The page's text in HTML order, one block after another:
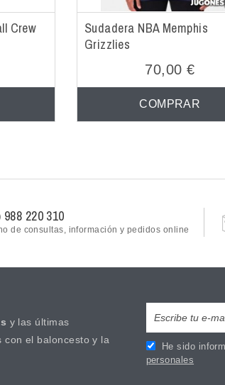
Crew
Sudadera NBA Memphis
Grizzlies
70,00 €
COMPRAR
988 220 310
de consultas, información y pedidos online
y las últimas
con el baloncesto y la
He sido
personales